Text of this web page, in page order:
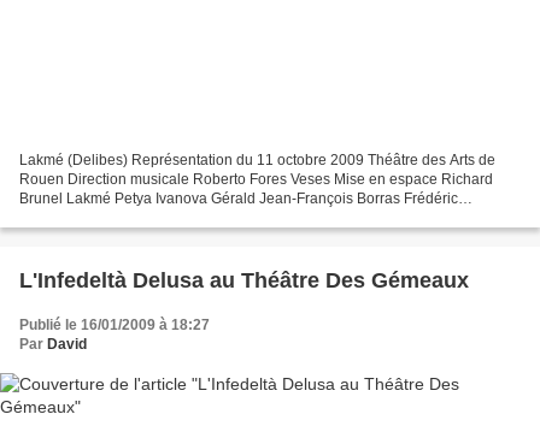
Lakmé (Delibes) Représentation du 11 octobre 2009 Théâtre des Arts de
Rouen Direction musicale Roberto Fores Veses Mise en espace Richard
Brunel Lakmé Petya Ivanova Gérald Jean-François Borras Frédéric
L'Infedeltà Delusa au Théâtre Des Gémeaux
Publié le 16/01/2009 à 18:27
Par David